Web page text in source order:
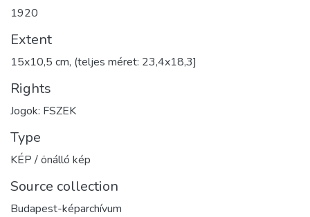
1920
Extent
15x10,5 cm, (teljes méret: 23,4x18,3]
Rights
Jogok: FSZEK
Type
KÉP / önálló kép
Source collection
Budapest-képarchívum